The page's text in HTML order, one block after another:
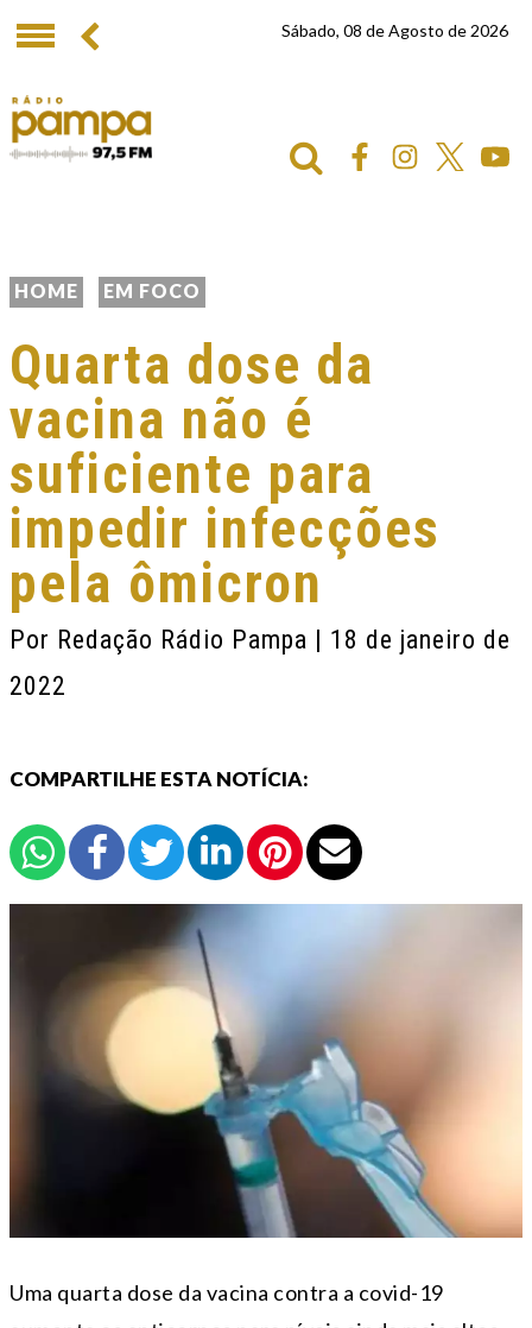
Sábado, 08 de Agosto de 2026
HOME EM FOCO
Quarta dose da
vacina não é
suficiente para
impedir infecções
pela ômicron
Por Redação Rádio Pampa | 18 de janeiro de
2022
COMPARTILHE ESTA NOTÍCIA:
Uma quarta dose da vacina contra a covid-19